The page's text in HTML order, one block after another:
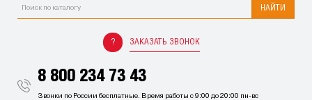
НАЙТИ
ЗАКАЗАТЬ ЗВОНОК
8 800 234 73 43
Звонки по России бесплатные. Время работы с 9:00 до 20:00 пн-вс